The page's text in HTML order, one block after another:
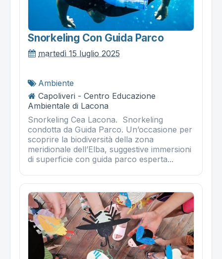
Snorkeling Con Guida Parco
martedì 15 luglio 2025
Ambiente
Capoliveri - Centro Educazione
Ambientale di Lacona
Snorkeling Cea Lacona. Snorkeling
condotta da Guida Parco. Un’occasione per
scoprire la biodiversità della zona
meridionale dell’Elba, suggestive immersioni
di superficie con guida parco esperta...